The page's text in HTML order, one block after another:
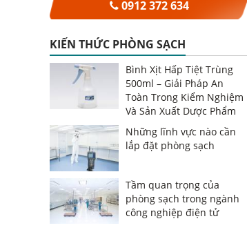
0912 372 634
KIẾN THỨC PHÒNG SẠCH
Bình Xịt Hấp Tiệt Trùng
500ml – Giải Pháp An
Toàn Trong Kiểm Nghiệm
Và Sản Xuất Dược Phẩm
Những lĩnh vực nào cần
lắp đặt phòng sạch
Tầm quan trọng của
phòng sạch trong ngành
công nghiệp điện tử